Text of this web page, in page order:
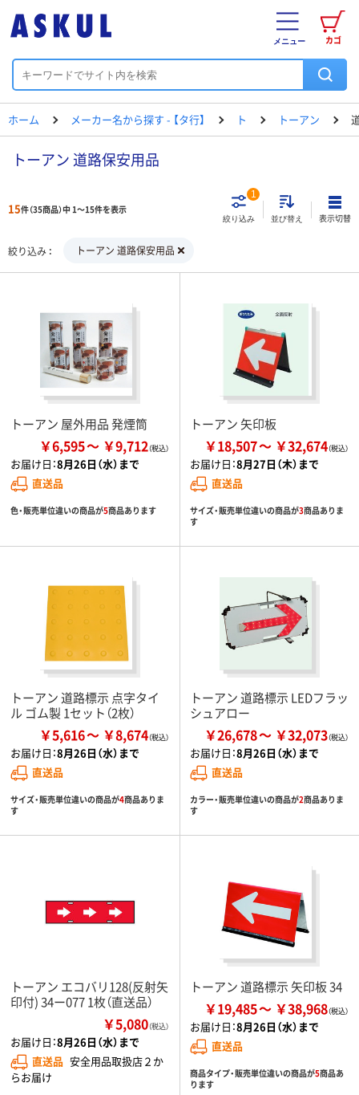
カゴ
メニュー
ホーム メーカー名から探す - 【タ行】 ト トーアン
トーアン 道路保安用品
15件（35商品）中 1～15件を表示
絞り込み
1
並び替え 表示切替
絞り込み トーアン 道路保安用品
トーアン 屋外用品 発煙筒
￥6,595 ￥9,712
お届け日：8月26日（水）まで
直送品
色・販売単位違いの商品が5商品あります
トーアン 矢印板
￥18,507 ￥32,674
お届け日：8月27日（木）まで
直送品
サイズ・販売単位違いの商品が3商品ありま
す
トーアン 道路標示 点字タイ
ル ゴム製 1セット（2枚）
￥5,616 ￥8,674
お届け日：8月26日（水）まで
直送品
サイズ・販売単位違いの商品が4商品ありま
す
トーアン 道路標示 LEDフラッ
シュアロー
￥26,678 ￥32,073
お届け日：8月26日（水）まで
直送品
カラー・販売単位違いの商品が2商品ありま
す
トーアン エコバリ128(反射矢
印付) 34ー077 1枚（直送品）
￥5,080（税込）
お届け日：8月26日（水）まで
直送品 安全用品取扱店２か
らお届け
トーアン 道路標示 矢印板 34
￥19,485 ￥38,968
お届け日：8月26日（水）まで
直送品
商品タイプ・販売単位違いの商品が5商品あ
ります